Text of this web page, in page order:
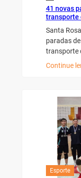
41 novas
transporte
Santa
paradas
transporte
Continue
Esporte